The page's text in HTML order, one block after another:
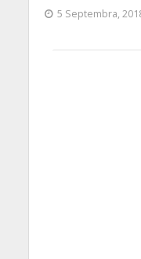
5 Septembra,